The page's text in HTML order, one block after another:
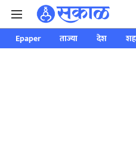
Epaper ताज्या देश